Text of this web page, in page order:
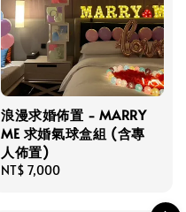
浪漫求婚佈置 - MARRY
ME 求婚氣球盒組 (含專
人佈置)
Regular
NT$ 7,000